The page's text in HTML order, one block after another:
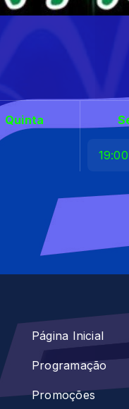
Quinta
Página Inicial
Programação
Promoções